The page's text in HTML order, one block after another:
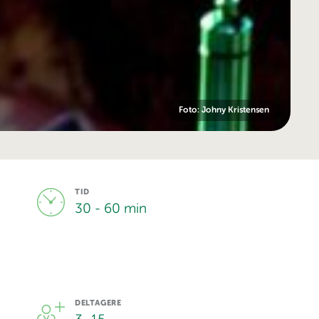
Foto: Johny Kristensen
TID
30 - 60 min
DELTAGERE